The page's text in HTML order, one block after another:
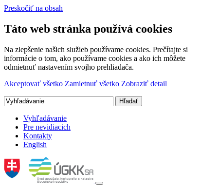
Preskočiť na obsah
Táto web stránka používá cookies
Na zlepšenie našich služieb používame cookies. Prečítajte si
informácie o tom, ako používame cookies a ako ich môžete
odmietnuť nastavením svojho prehliadača.
Akceptovať všetko Zamietnuť všetko Zobraziť detail
Vyhľadávanie
Pre nevidiacich
Kontakty
English